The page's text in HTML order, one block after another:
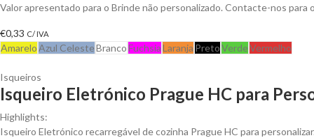
Valor apresentado para o Brinde não personalizado. Contacte-nos
€0,33 C/ IVA
AmareloAzul CelesteBrancoFuchsiaLaranja PretoVerdeVermelho
Isqueiros
Isqueiro Eletrónico Prague HC para
Highlights:
Isqueiro Eletrónico recarregável de cozinha Prague HC para